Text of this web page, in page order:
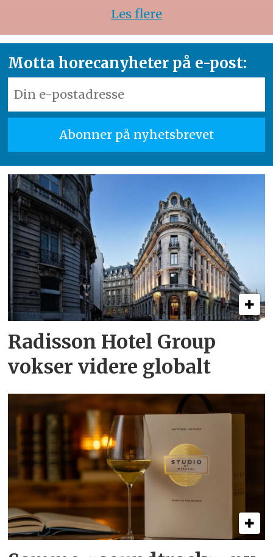
Les flere
Motta horecanyheter på e-post:
Radisson Hotel Group
vokser videre globalt